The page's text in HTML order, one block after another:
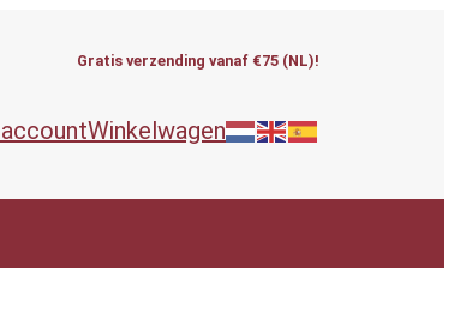
Gratis verzending vanaf €75 (NL)!
Winkelwagen